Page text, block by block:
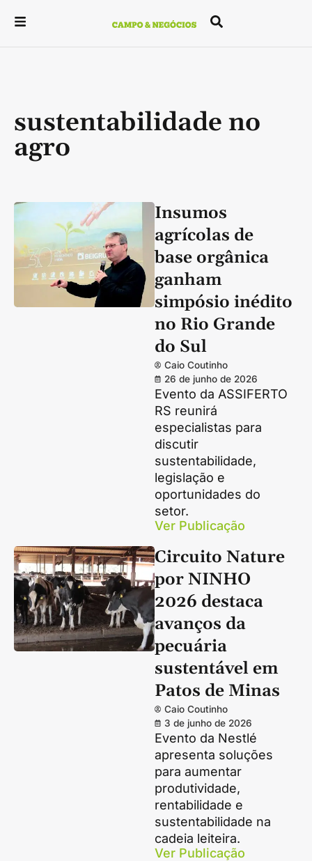
sustentabilidade no
agro
Insumos
agrícolas de
base orgânica
ganham
simpósio inédito
no Rio Grande
do Sul
Caio Coutinho
26 de junho de 2026
Evento da ASSIFERTO
RS reunirá
especialistas para
discutir
sustentabilidade,
legislação e
oportunidades do
setor.
Ver Publicação
Circuito Nature
por NINHO
2026 destaca
avanços da
pecuária
sustentável em
Patos de Minas
Caio Coutinho
3 de junho de 2026
Evento da Nestlé
apresenta soluções
para aumentar
produtividade,
rentabilidade e
sustentabilidade na
cadeia leiteira.
Ver Publicação